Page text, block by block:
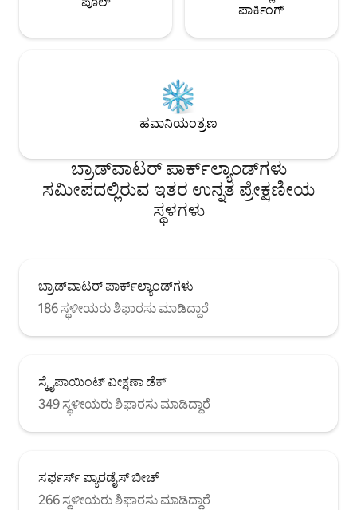
ಪಾರ್ಕಿಂಗ್
ಹವಾನಿಯಂತ್ರಣ
ಬ್ರಾಡ್‌ವಾಟರ್ ಪಾರ್ಕ್‌ಲ್ಯಾಂಡ್‌ಗಳು
ಸಮೀಪದಲ್ಲಿರುವ ಇತರ ಉನ್ನತ ಪ್ರೇಕ್ಷಣೀಯ
ಸ್ಥಳಗಳು
ಬ್ರಾಡ್‌ವಾಟರ್ ಪಾರ್ಕ್‌ಲ್ಯಾಂಡ್‌ಗಳು
186 ಸ್ಥಳೀಯರು ಶಿಫಾರಸು ಮಾಡಿದ್ದಾರೆ
ಸ್ಕೈಪಾಯಿಂಟ್ ವೀಕ್ಷಣಾ ಡೆಕ್
349 ಸ್ಥಳೀಯರು ಶಿಫಾರಸು ಮಾಡಿದ್ದಾರೆ
ಸರ್ಫರ್ಸ್ ಪ್ಯಾರಡೈಸ್ ಬೀಚ್
266 ಸ್ಥಳೀಯರು ಶಿಫಾರಸು ಮಾಡಿದ್ದಾರೆ